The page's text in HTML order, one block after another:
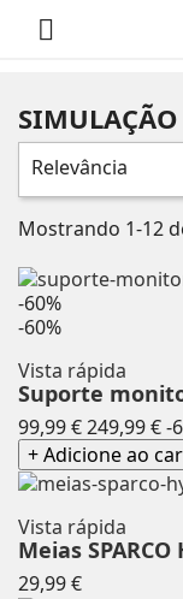

SIMULAÇÃO
Relevância
Mostrando 1-12
-60%
-60%
Vista rápida
Suporte
99,99 € Preço
normal
249,99 €-
+ Adicione ao
Vista rápida
Meias
29,99 €Preço